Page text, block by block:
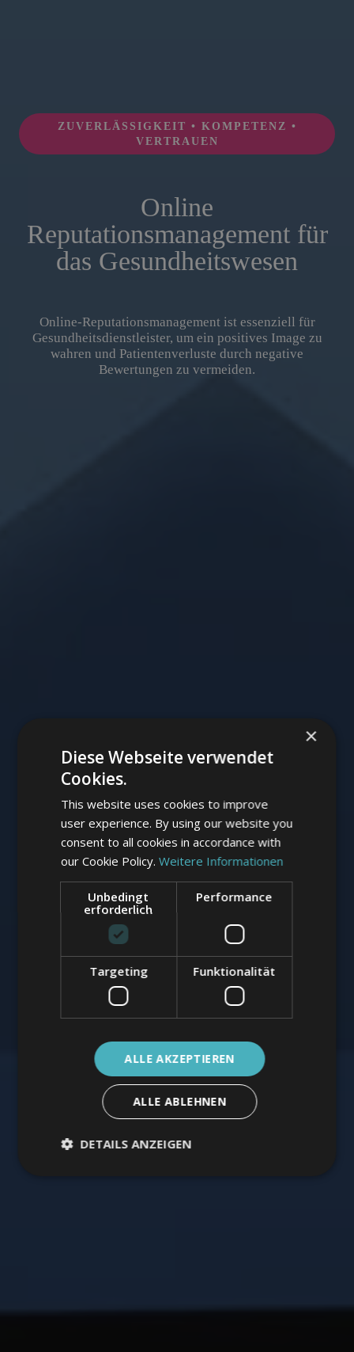
ZUVERLÄSSIGKEIT • KOMPETENZ •
VERTRAUEN
Online
Reputationsmanagement für
das Gesundheitswesen
Online-Reputationsmanagement ist essenziell für
Gesundheitsdienstleister, um ein positives Image zu
wahren und Patientenverluste durch negative
Bewertungen zu vermeiden.
×
Diese Webseite verwendet
Cookies.
This website uses cookies to improve
user experience. By using our website you
consent to all cookies in accordance with
our Cookie Policy.Weitere Informationen
Unbedingt
erforderlich
Performance
Targeting Funktionalität
ALLE AKZEPTIEREN
ALLE ABLEHNEN
DETAILS ANZEIGEN